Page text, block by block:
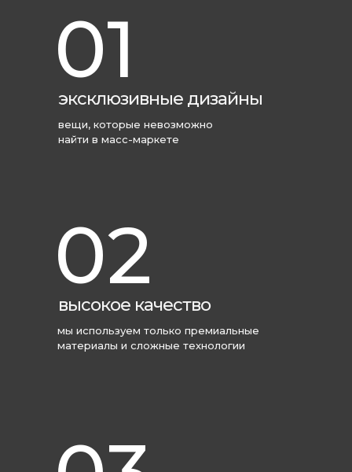
мы используем только премиальные
материалы и сложные технологии
высокое качество
02
вещи, которые невозможно
найти в масс-маркете
эксклюзивные дизайны
01